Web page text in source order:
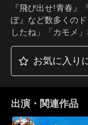
『飛び出せ!青春』
ぽ』など数多くの
したね」「カモメ」
お気に入り
出演・関連作品